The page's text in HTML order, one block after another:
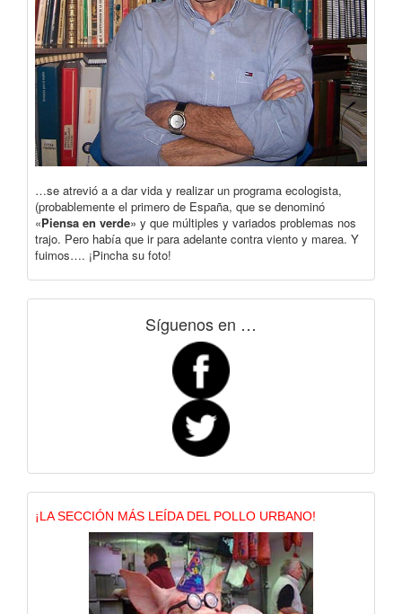
…se atrevió a a dar vida y realizar un programa ecologista,
(probablemente el primero de España, que se denominó
«Piensa en verde» y que múltiples y variados problemas nos
trajo. Pero había que ir para adelante contra viento y marea. Y
fuimos…. ¡Pincha su foto!
Síguenos en …
¡LA SECCIÓN MÁS LEÍDA DEL POLLO URBANO!